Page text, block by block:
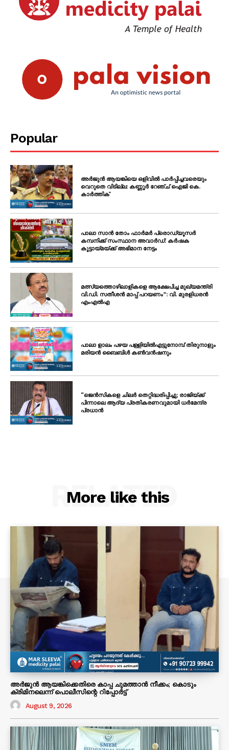
Popular
അർജുൻ ആയങ്കിയെ ഒളിവിൽ പാർപ്പിച്ചവരെയും
വെറുതെ വിടില്ല: കണ്ണൂർ റേഞ്ച് ഐജി കെ.
കാർത്തിക്
പാലാ സാൻ തോം ഫാർമർ പ്രൊഡ്യൂസർ
കമ്പനിക്ക് സംസ്ഥാന അവാർഡ്: കർഷക
കൂട്ടായ്മയ്ക്ക് അഭിമാന നേട്ടം
മത്സ്യത്തൊഴിലാളികളെ ആക്ഷേപിച്ച മുഖ്യമന്ത്രി
വി.ഡി. സതീശൻ മാപ്പ് പറയണം”: വി. മുരളിധരൻ
എംഎൽഎ
പാലാ ളാലം പഴയ പള്ളിയിൽഎട്ടുനോമ്പ് തിരുനാളും
മരിയൻ ബൈബിൾ കൺവൻഷനും
“ജെൻസികളെ ചിലർ തെറ്റിദ്ധരിപ്പിച്ചു; രാജിയ്ക്ക്
പിന്നാലെ ആദ്യ പ്രതികരണവുമായി ധർമേന്ദ്ര
പ്രധാൻ
More like this
RELATED
അർജുൻ ആയങ്കിക്കെതിരെ കാപ്പ ചുമത്താൻ നീക്കം; കൊടും
ക്രിമിനലെന്ന് പൊലീസിന്റെ റിപ്പോർട്ട്
August 9, 2026